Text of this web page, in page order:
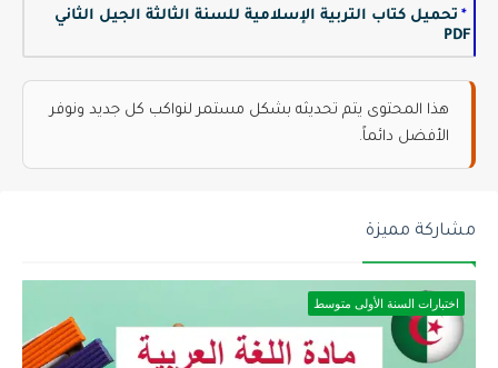
تحميل كتاب التربية الإسلامية للسنة الثالثة الجيل الثاني
PDF
هذا المحتوى يتم تحديثه بشكل مستمر لنواكب كل جديد ونوفر
الأفضل دائماً.
مشاركة مميزة
اختبارات السنة الأولى متوسط